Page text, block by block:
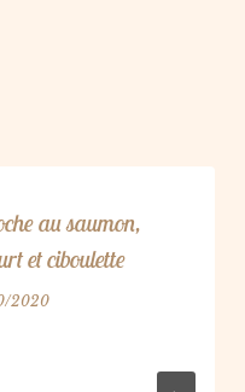
au saumon,
et ciboulette
2020